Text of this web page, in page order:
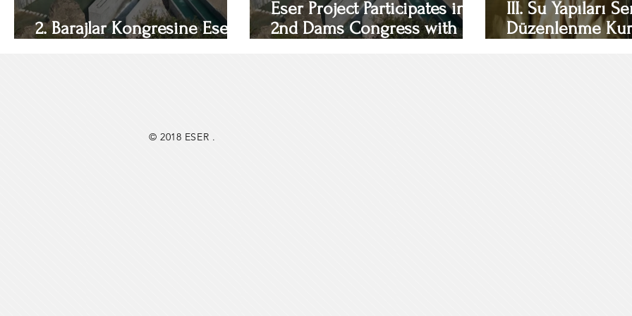
2. Barajlar Kongresine Eser
Eser Project Participates in
2nd Dams Congress with a
III. Su Yapıları
Düzenlenme
© 2018 ESER .